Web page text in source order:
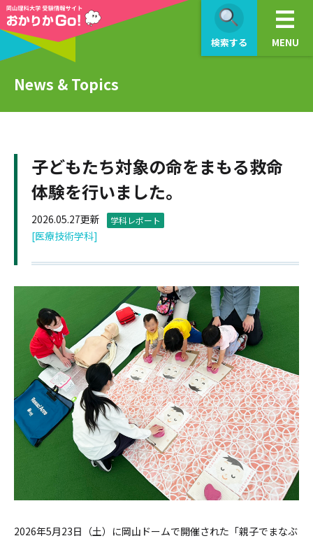
検索する MENU
News & Topics
子どもたち対象の命をまもる救命
体験を行いました。
2026.05.27更新 学科レポート
[医療技術学科]
2026年5月23日（土）に岡山ドームで開催された「親子でまなぶ